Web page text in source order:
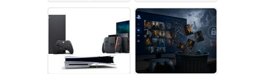
01 July 2026